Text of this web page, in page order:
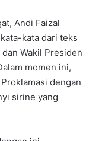
Andi Faizal
kata dari teks
Wakil Presiden
momen ini,
dengan
sirine yang